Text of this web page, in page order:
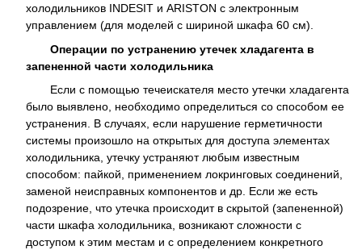
холодильников INDESIT и ARISTON с электронным
управлением (для моделей с шириной шкафа 60 см).
Операции по устранению утечек хладагента в
запененной части холодильника
Если с помощью течеискателя место утечки хладагента
было выявлено, необходимо определиться со способом ее
устранения. В случаях, если нарушение герметичности
системы произошло на открытых для доступа элементах
холодильника, утечку устраняют любым известным
способом: пайкой, применением локринговых соединений,
заменой неисправных компонентов и др. Если же есть
подозрение, что утечка происходит в скрытой (запененной)
части шкафа холодильника, возникают сложности с
доступом к этим местам и с определением конкретного